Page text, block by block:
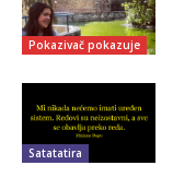
Pokazivač pokazuje
Satatatira